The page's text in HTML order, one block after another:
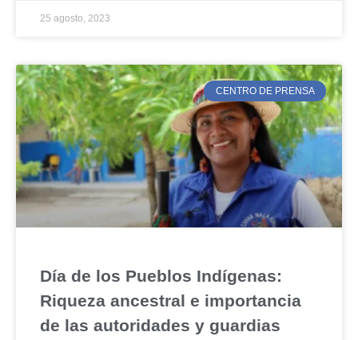
25 agosto, 2023
CENTRO DE PRENSA
Día de los Pueblos Indígenas:
Riqueza ancestral e importancia
de las autoridades y guardias